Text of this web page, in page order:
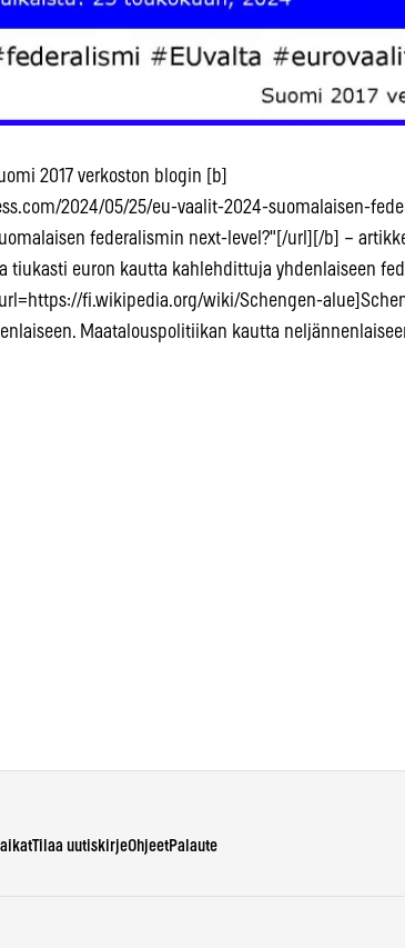
2017 verkoston blogin [b]
2024/05/25/eu-vaalit-2024-suomalaisen-
federalismin next-level?"[/url][/b] –
tiukasti euron kautta kahlehdittuja yhdenlaiseen
fi.wikipedia.org/wiki/Schengen-
Maatalouspolitiikan kautta
Tilaa uutiskirjeOhjeetPalaute